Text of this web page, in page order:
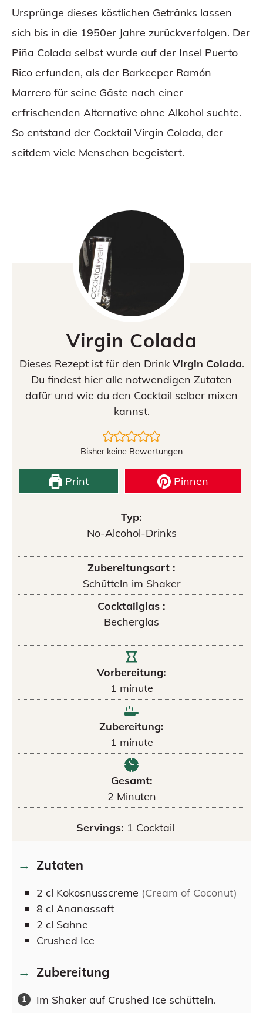
Ursprünge dieses köstlichen Getränks lassen
sich bis in die 1950er Jahre zurückverfolgen. Der
Piña Colada selbst wurde auf der Insel Puerto
Rico erfunden, als der Barkeeper Ramón
Marrero für seine Gäste nach einer
erfrischenden Alternative ohne Alkohol suchte.
So entstand der Cocktail Virgin Colada, der
seitdem viele Menschen begeistert.
Virgin Colada
Dieses Rezept ist für den Drink Virgin Colada.
Du findest hier alle notwendigen Zutaten
dafür und wie du den Cocktail selber mixen
kannst.
Bisher keine Bewertungen
Print Pinnen
Typ:
No-Alcohol-Drinks
Zubereitungsart :
Schütteln im Shaker
Cocktailglas :
Becherglas
Vorbereitung:
1 minute
Zubereitung:
1 minute
Gesamt:
2 Minuten
Servings: 1 Cocktail
Zutaten
2 cl Kokosnusscreme (Cream of Coconut)
8 cl Ananassaft
2 cl Sahne
Crushed Ice
Zubereitung
Im Shaker auf Crushed Ice schütteln.